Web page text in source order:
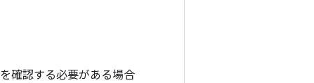
確認する必要がある場合